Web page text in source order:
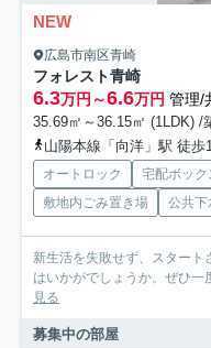
NEW
広島市南区青崎
フォレスト青崎
6.3万円～6.6万円 管理/
35.69㎡～36.15㎡ (1LDK) /
山陽本線「向洋」駅 徒歩
オートロック 宅配ボック
敷地内ごみ置き場
公共下
新生活を失敗せず、スタート
はいかがでしょうか。ぜひ一
見る
募集中の部屋